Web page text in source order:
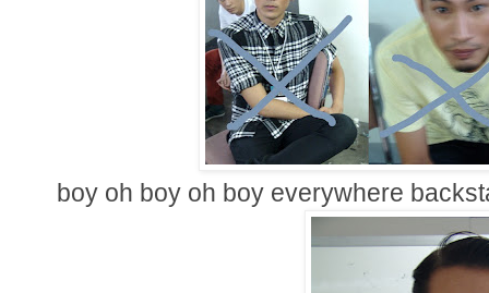
boy oh boy oh boy everywhere